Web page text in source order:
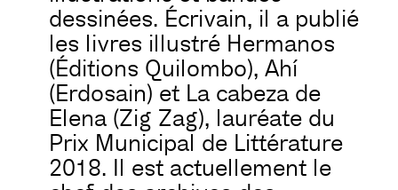
dessinées. Écrivain, il a publié
les livres illustré Hermanos
(Éditions Quilombo), Ahí
(Erdosain) et La cabeza de
Elena (Zig Zag), lauréate du
Prix Municipal de Littérature
2018. Il est actuellement le